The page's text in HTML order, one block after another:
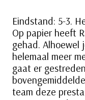
Eindstand: 5-3.
Op papier heeft
gehad. Alhoewel
helemaal meer
gaat er
team deze